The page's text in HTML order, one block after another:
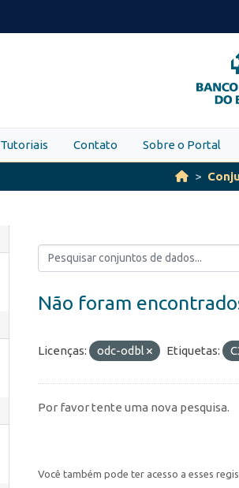
Tutoriais Contato Sobre o Portal
Não foram
Licenças: odc-odbl Etiquetas:
Por favor tente uma nova pesquisa.
Você também pode ter acesso a esses